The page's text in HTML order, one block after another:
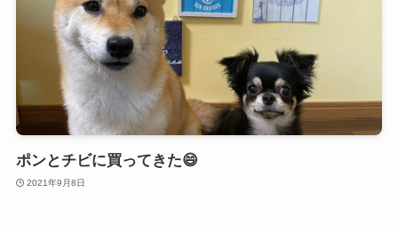
ポンとチビに買ってきた😄
2021年9月8日